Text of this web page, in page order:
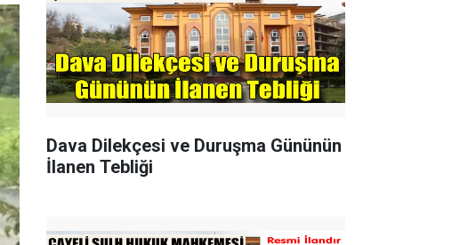
Dava Dilekçesi ve Duruşma Gününün
İlanen Tebliği